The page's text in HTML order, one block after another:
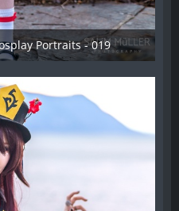
Portraits - 019